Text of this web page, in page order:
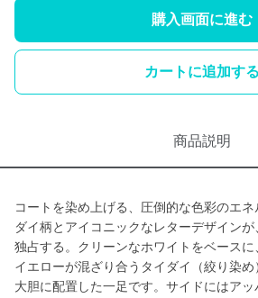
購入画面に進む
カートに追加する
商品説明
コートを染め上げる、圧倒的な色彩のエ
ダイ柄とアイコニックなレターデザイン
独占する。クリーンなホワイトをベースに
イエローが混ざり合うタイダイ（絞り染
大胆に配置した一足です。サイドにはア